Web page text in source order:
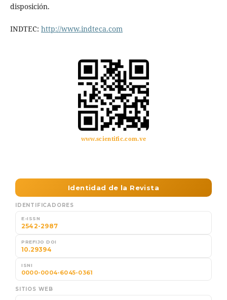
disposición.
INDTEC: http://www.indteca.com
www.scientific.com.ve